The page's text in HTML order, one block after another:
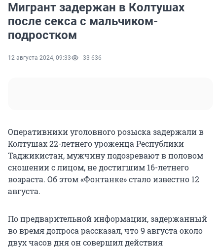
Мигрант задержан в Колтушах
после секса с мальчиком-
подростком
12 августа 2024, 09:33 33 636
Оперативники уголовного розыска задержали в
Колтушах 22-летнего уроженца Республики
Таджикистан, мужчину подозревают в половом
сношении с лицом, не достигшим 16-летнего
возраста. Об этом «Фонтанке» стало известно 12
августа.
По предварительной информации, задержанный
во время допроса рассказал, что 9 августа около
двух часов дня он совершил действия